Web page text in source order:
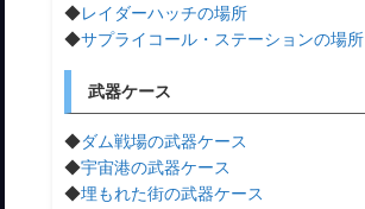
◆レイダーハッチの場所
◆サプライコール・ステーションの場所
武器ケース
◆ダム戦場の武器ケース
◆宇宙港の武器ケース
◆埋もれた街の武器ケース